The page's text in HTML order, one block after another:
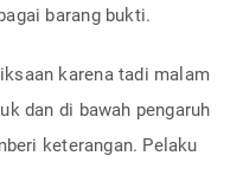
barang bukti.
karena tadi malam
dan di bawah pengaruh
keterangan. Pelaku